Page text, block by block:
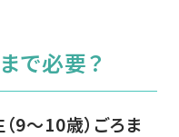
で必要？
9～10歳）ごろま